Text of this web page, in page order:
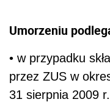
Umorzeniu
• w przypadku
przez ZUS w
31 sierpnia 2009